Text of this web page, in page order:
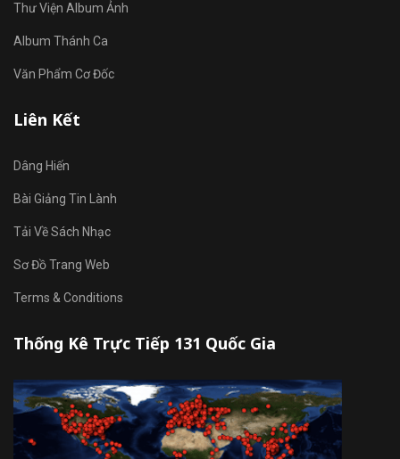
Thư Viện Album Ảnh
Album Thánh Ca
Văn Phẩm Cơ Đốc
Liên Kết
Dâng Hiến
Bài Giảng Tin Lành
Tải Về Sách Nhạc
Sơ Đồ Trang Web
Terms & Conditions
Thống Kê Trực Tiếp 131 Quốc Gia